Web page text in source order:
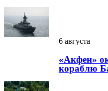
6 августа
«Акфен»
кораблю